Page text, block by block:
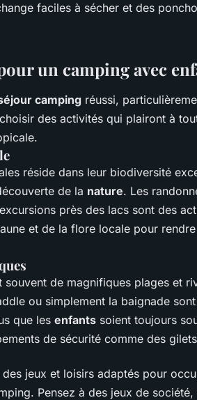
faciles à sécher et des
un camping avec
camping réussi,
des activités qui plairont à
réside dans leur biodiversité
de la nature. Les
près des lacs sont des
et de la flore locale pour
de magnifiques plages et
ou simplement la baignade
que les enfants soient toujours
de sécurité comme des
jeux et loisirs adaptés pour
Pensez à des jeux de